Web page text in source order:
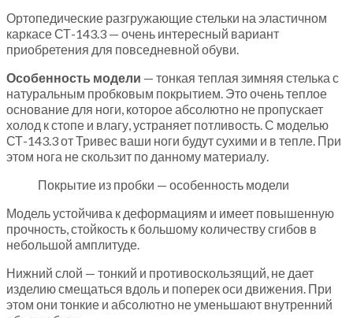
Ортопедические разгружающие стельки на эластичном
каркасе СТ-143.3 — очень интересный вариант
приобретения для повседневной обуви.
Особенность модели — тонкая теплая зимняя стелька с
натуральным пробковым покрытием. Это очень теплое
основание для ноги, которое абсолютно не пропускает
холод к стопе и влагу, устраняет потливость. С моделью
СТ-143.3 от Тривес ваши ноги будут сухими и в тепле. При
этом нога не скользит по данному материалу.
Покрытие из пробки — особенность модели
Модель устойчива к деформациям и имеет повышенную
прочность, стойкость к большому количеству сгибов в
небольшой амплитуде.
Нижний слой — тонкий и противоскользящий, не дает
изделию смещаться вдоль и поперек оси движения. При
этом они тонкие и абсолютно не уменьшают внутренний